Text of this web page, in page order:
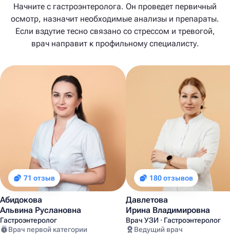
Начните с гастроэнтеролога. Он проведет первичный
осмотр, назначит необходимые анализы и препараты.
Если вздутие тесно связано со стрессом и тревогой,
врач направит к профильному специалисту.
71 отзыв
Абидокова
Альвина Руслановна
Гастроэнтеролог
Врач первой категории
180 отзывов
Давлетова
Ирина Владимировна
Врач УЗИ · Гастроэнтеролог
Ведущий врач